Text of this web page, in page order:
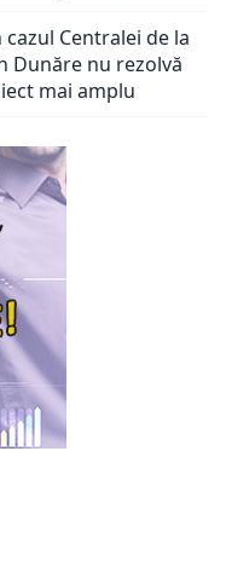
Centralei de la
Dunăre nu rezolvă
mai amplu